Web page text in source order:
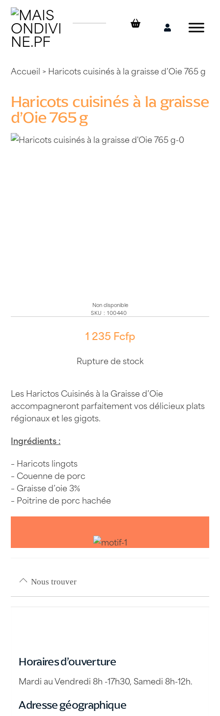
Skip
content
Mon
Accueil > Haricots cuisinés à la graisse d’Oie 765 g
Haricots cuisinés à la graisse
d’Oie 765 g
Non disponible
SKU : 100440
1 235 Fcfp
Rupture de stock
Les Harictos Cuisinés à la Graisse d’Oie
accompagneront parfaitement vos délicieux plats
régionaux et les gigots.
Ingrédients :
– Haricots lingots
– Couenne de porc
– Graisse d’oie 3%
– Poitrine de porc hachée
Nous trouver
Horaires d’ouverture
Mardi au Vendredi 8h -17h30, Samedi 8h-12h.
Adresse géographique